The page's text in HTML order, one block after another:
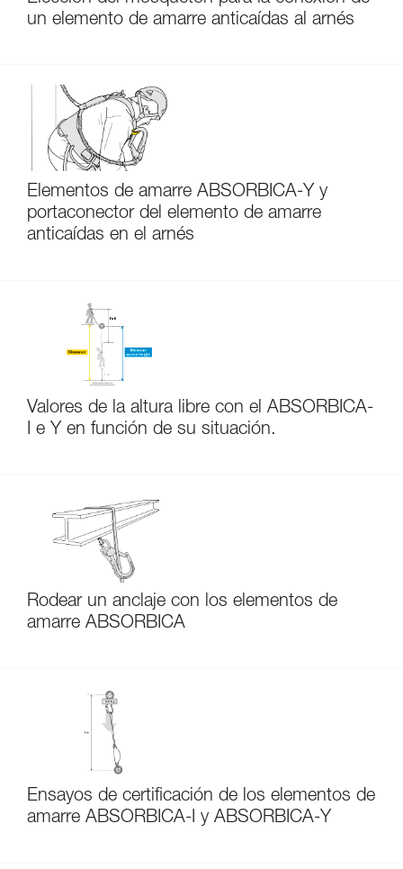
un elemento de amarre anticaídas al arnés
Elementos de amarre ABSORBICA-Y y
portaconector del elemento de amarre
anticaídas en el arnés
Valores de la altura libre con el ABSORBICA-
I e Y en función de su situación.
Rodear un anclaje con los elementos de
amarre ABSORBICA
Ensayos de certificación de los elementos de
amarre ABSORBICA-I y ABSORBICA-Y